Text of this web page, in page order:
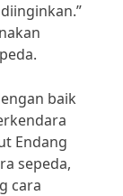
baik
Endang
sepeda,
cara